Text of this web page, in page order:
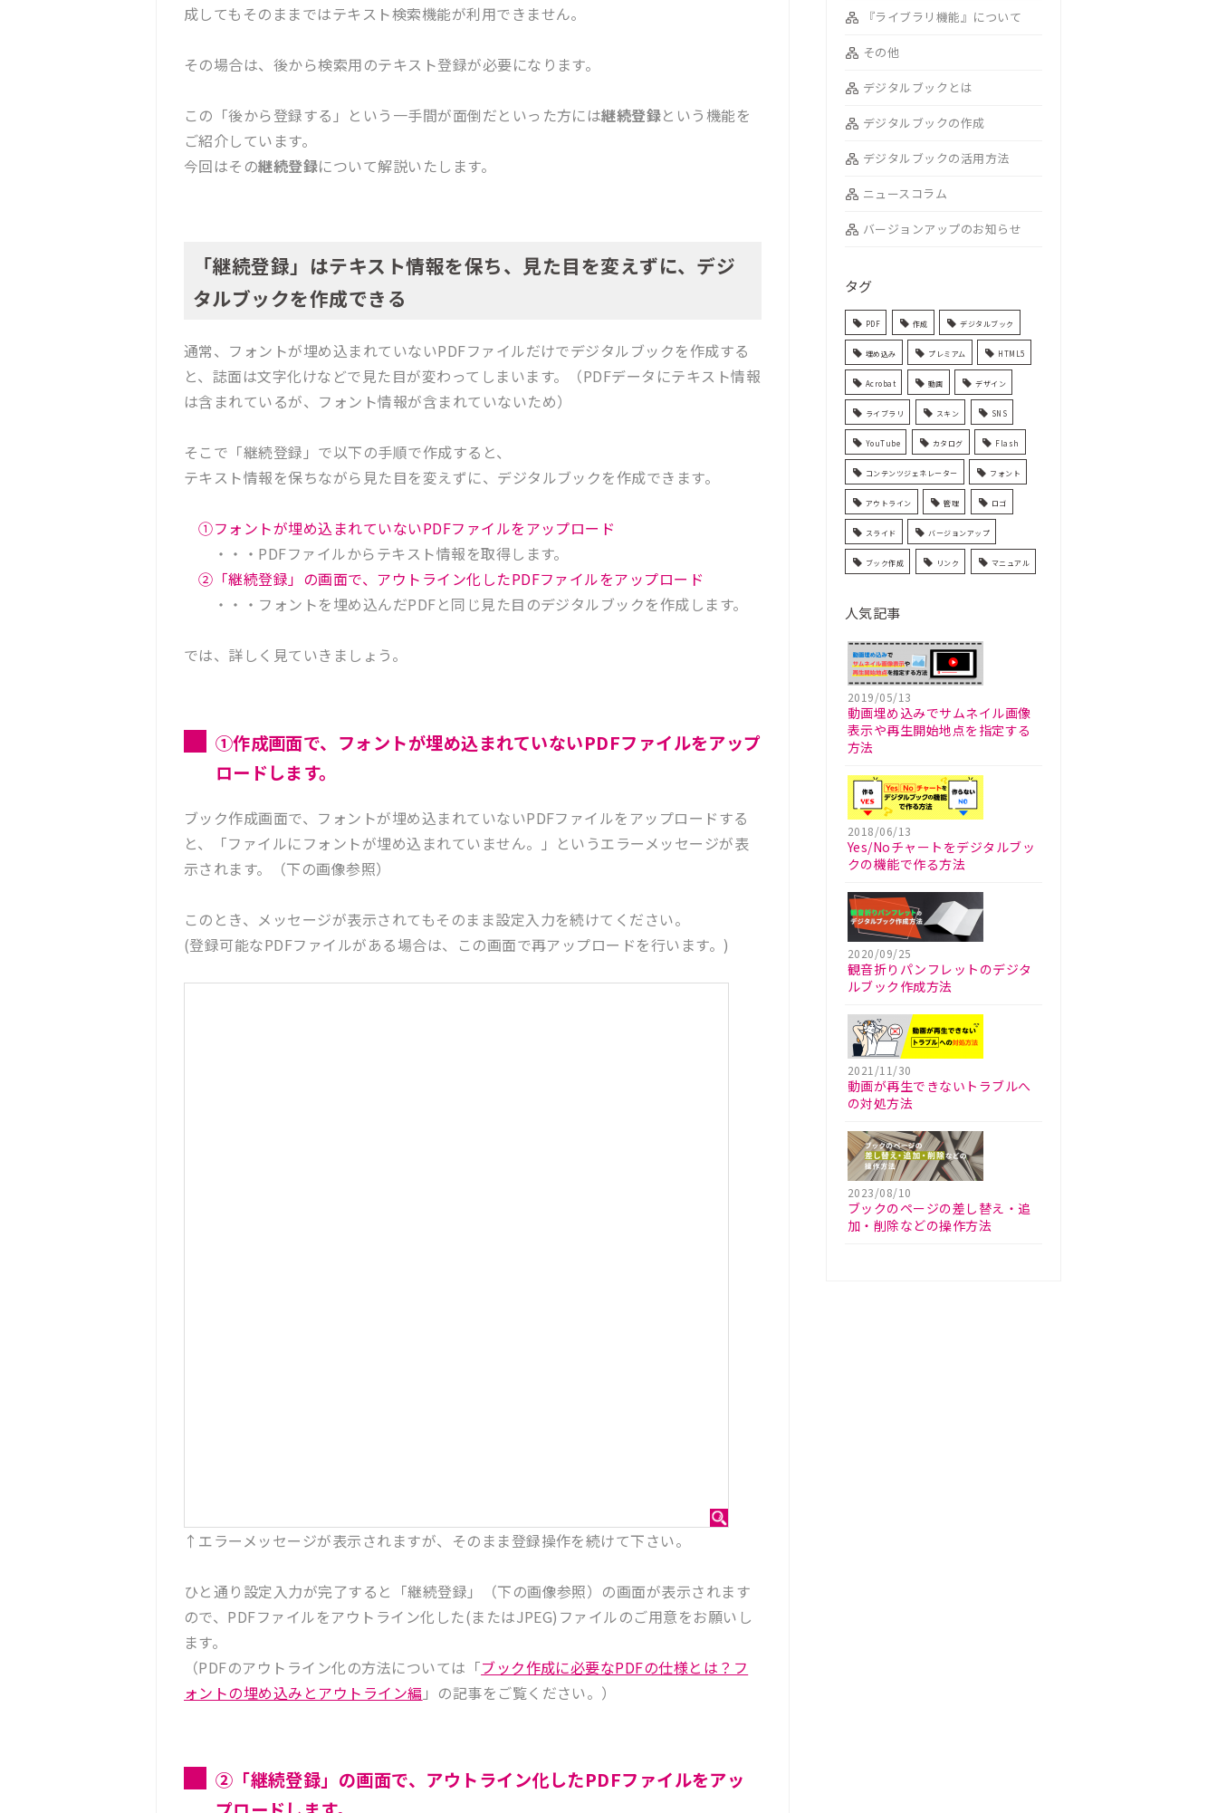
成してもそのままではテキスト検索機能が利用できません。
その場合は、後から検索用のテキスト登録が必要になります。
この「後から登録する」という一手間が面倒だといった方には継続登録という機能を
ご紹介しています。
今回はその継続登録について解説いたします。
「継続登録」はテキスト情報を保ち、見た目を変えずに、デジ
タルブックを作成できる
通常、フォントが埋め込まれていないPDFファイルだけでデジタルブックを作成する
と、誌面は文字化けなどで見た目が変わってしまいます。（PDFデータにテキスト情報
は含まれているが、フォント情報が含まれていないため）
そこで「継続登録」で以下の手順で作成すると、
テキスト情報を保ちながら見た目を変えずに、デジタルブックを作成できます。
①フォントが埋め込まれていないPDFファイルをアップロード
・・・PDFファイルからテキスト情報を取得します。
②「継続登録」の画面で、アウトライン化したPDFファイルをアップロード
・・・フォントを埋め込んだPDFと同じ見た目のデジタルブックを作成します。
では、詳しく見ていきましょう。
①作成画面で、フォントが埋め込まれていないPDFファイルをアップ
ロードします。
ブック作成画面で、フォントが埋め込まれていないPDFファイルをアップロードする
と、「ファイルにフォントが埋め込まれていません。」というエラーメッセージが表
示されます。（下の画像参照）
このとき、メッセージが表示されてもそのまま設定入力を続けてください。
(登録可能なPDFファイルがある場合は、この画面で再アップロードを行います。)
↑エラーメッセージが表示されますが、そのまま登録操作を続けて下さい。
ひと通り設定入力が完了すると「継続登録」（下の画像参照）の画面が表示されます
ので、PDFファイルをアウトライン化した(またはJPEG)ファイルのご用意をお願いし
ます。
（PDFのアウトライン化の方法については「ブック作成に必要なPDFの仕様とは？フ
ォントの埋め込みとアウトライン編 」の記事をご覧ください。）
②「継続登録」の画面で、アウトライン化したPDFファイルをアッ
『ライブラリ機能』について
その他
デジタルブックとは
デジタルブックの作成
デジタルブックの活用方法
ニュースコラム
バージョンアップのお知らせ
タグ
PDF 作成 デジタルブック
埋め込み プレミアム HTML5
Acrobat 動画 デザイン
ライブラリ スキン SNS
YouTube カタログ Flash
コンテンツジェネレーター フォント
アウトライン 管理 ロゴ
スライド バージョンアップ
ブック作成 リンク マニュアル
人気記事
2019/05/13
動画埋め込みでサムネイル画像
表示や再生開始地点を指定する
方法
2018/06/13
Yes/Noチャートをデジタルブッ
クの機能で作る方法
2020/09/25
観音折りパンフレットのデジタ
ルブック作成方法
2021/11/30
動画が再生できないトラブルへ
の対処方法
2023/08/10
ブックのページの差し替え・追
加・削除などの操作方法